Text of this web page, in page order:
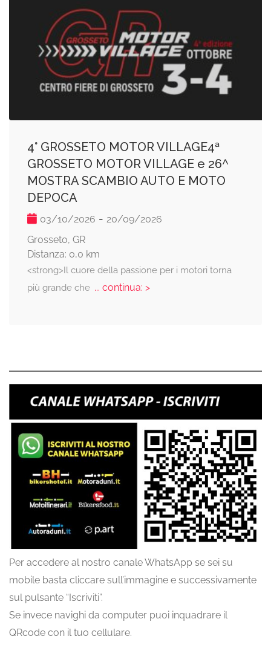
4° GROSSETO MOTOR VILLAGE4ª
GROSSETO MOTOR VILLAGE e 26^
MOSTRA SCAMBIO AUTO E MOTO
DEPOCA
03/10/2026 - 20/09/2026
Grosseto, GR
Distanza: 0,0 km
<strong>Il cuore della passione per i motori torna
più grande che... continua: >
Per accedere al nostro canale WhatsApp se sei su
mobile basta cliccare sull’immagine e successivamente
sul pulsante “Iscriviti”.
Se invece navighi da computer puoi inquadrare il
QRcode con il tuo cellulare.